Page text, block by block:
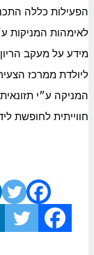
הפעילות כללה
לאימהות המניקות
מידע על מעקב
ליולדת ממרכז
המניקה ע״י
חווייתית לחופשת